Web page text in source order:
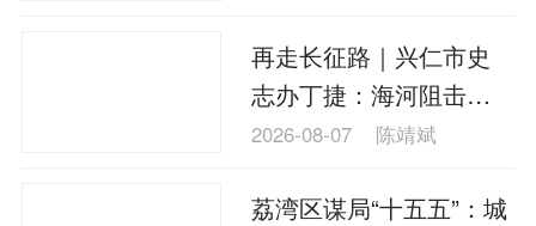
再走长征路｜兴仁市史
志办丁捷：海河阻击战
为红军大部队赢得宝贵
2026-08-07 陈靖斌
荔湾区谋局“十五五”：城